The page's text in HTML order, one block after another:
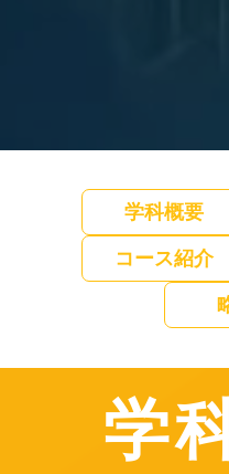
学科概要
コース紹介
学